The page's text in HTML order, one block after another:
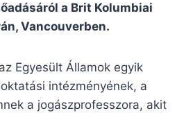
a Brit Kolumbiai
Vancouverben.
Egyesült Államok egyik
intézményének, a
a jogászprofesszora, akit